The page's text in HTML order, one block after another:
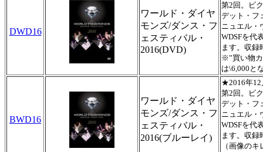
DWD16
ワールド・ダイヤ
モンズ/ダンス・フ
ェスティバル・
2016(DVD)
第2回。ビ
デット・フ
ニュエル・
WDSFを代
ます。収録
※”買い物
は\6,000と
BWD16
ワールド・ダイヤ
モンズ/ダンス・フ
ェスティバル・
2016(ブルーレイ)
★2016年12
第2回。ビ
デット・フ
ニュエル・
WDSFを代
ます。収録
（画像の